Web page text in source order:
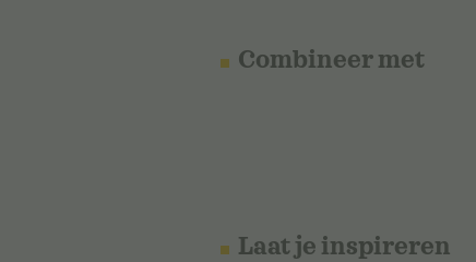
Combineer met
Laat je inspireren